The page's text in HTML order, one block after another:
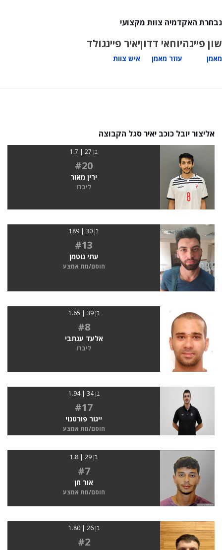
נבחרת האקדמיה צוות מקצועי
שון פייגה
מאמן
יוחאי דדון
עוזר מאמן
יאיר פיינגולד
איש צוות
אליצור יובל כוכב יאיר סגל הקבוצה
בן 27 | 1.7
#20
ירין מאור
ליברו
בן 30 | 189
#13
עתי גוטמן
חוסם/מת אמצע
בן 39 | 1.65
#8
אלעד ענתבי
ליברו
בן 34 | 1.94
#17
ייגור פורטנוי
חוסם/מת אמצע
בן 29 | 1.8
#7
אור חן
חוסם/מת אמצע
בן 26 | 1.80
#2